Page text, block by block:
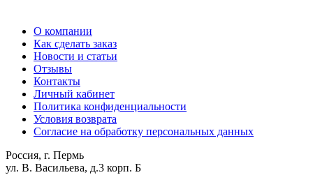
О компании
Как сделать заказ
Новости и статьи
Отзывы
Контакты
Личный кабинет
Политика конфиденциальности
Условия возврата
Согласие на обработку персональных данных
Россия, г. Пермь
ул. В. Васильева, д.3 корп. Б